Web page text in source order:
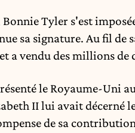
Bonnie Tyler s'est
sa signature. Au fil
a vendu des millions de
le Royaume-Uni
II lui avait décerné
de sa